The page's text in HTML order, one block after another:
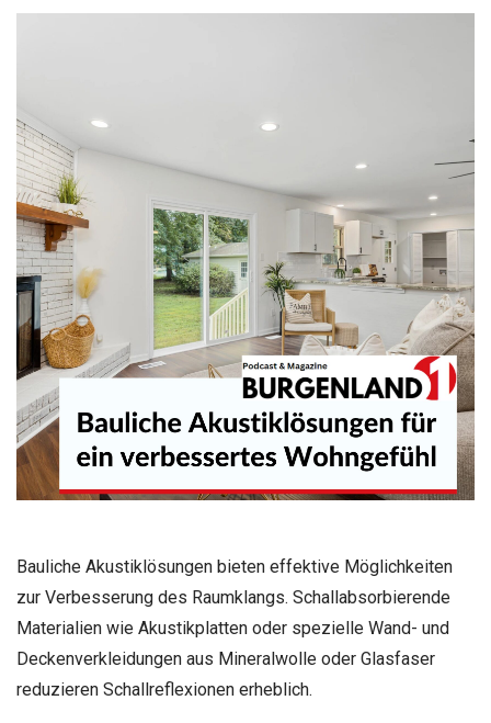
Bauliche Akustiklösungen bieten effektive Möglichkeiten
zur Verbesserung des Raumklangs. Schallabsorbierende
Materialien wie Akustikplatten oder spezielle Wand- und
Deckenverkleidungen aus Mineralwolle oder Glasfaser
reduzieren Schallreflexionen erheblich.